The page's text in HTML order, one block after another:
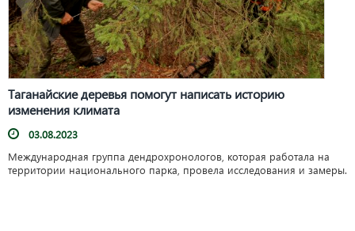
Таганайские деревья помогут написать историю
изменения климата
03.08.2023
Международная группа дендрохронологов, которая работала на
территории национального парка, провела исследования и замеры.